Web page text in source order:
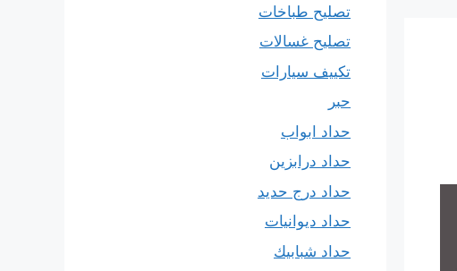
تصليح طباخات
تصليح غسالات
تكييف سيارات
حبر
حداد ابواب
حداد درابزين
حداد درج حديد
حداد ديوانيات
حداد شبابيك